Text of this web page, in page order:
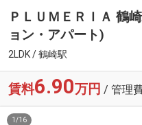
ＰＬＵＭＥＲＩＡ 鶴
ョン・アパート)
2LDK / 鶴崎駅
賃料6.90万円 / 管理
1 /16